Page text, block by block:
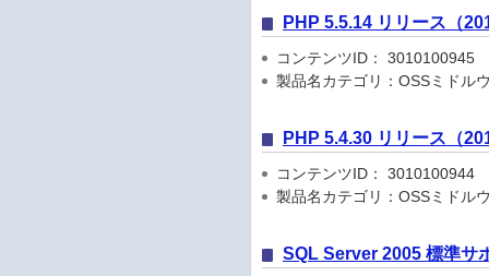
PHP 5.5.14 リリース（
コンテンツID： 3010100945
製品名カテゴリ：OSSミドル
PHP 5.4.30 リリース（
コンテンツID： 3010100944
製品名カテゴリ：OSSミドル
SQL Server 2005 標準サ